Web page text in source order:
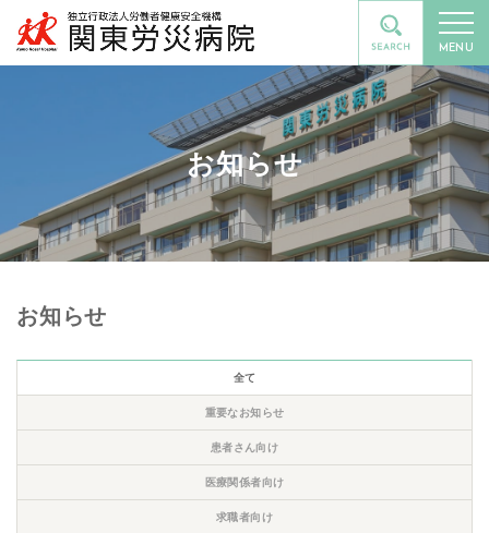
MENU
お知らせ
お知らせ
全て
重要なお知らせ
患者さん向け
医療関係者向け
求職者向け